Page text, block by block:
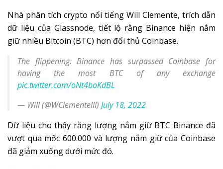
Nhà phân tích crypto nổi tiếng Will Clemente, trích dẫn
dữ liệu của Glassnode, tiết lộ rằng Binance hiện nắm
giữ nhiều Bitcoin (BTC) hơn đối thủ Coinbase.
The flippening: Binance has surpassed Coinbase for
having the most BTC of any exchange
pic.twitter.com/oNt4boKdBL
— Will (@WClementeIII) July 18, 2022
Dữ liệu cho thấy rằng lượng nắm giữ BTC Binance đã
vượt qua mốc 600.000 và lượng nắm giữ của Coinbase
đã giảm xuống dưới mức đó.